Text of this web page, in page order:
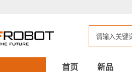
首页 新品